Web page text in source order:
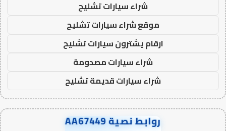
شراء سيارات تشليح
موقع شراء سيارات تشليح
ارقام يشترون سيارات تشليح
شراء سيارات مصدومة
شراء سيارات قديمة تشليح
روابط نصية AA67449